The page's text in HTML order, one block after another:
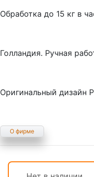
Обработка до 15 кг в
Голландия. Ручная
Оригинальный дизайн
О фирме